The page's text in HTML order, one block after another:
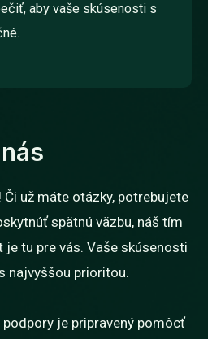
aby vaše skúsenosti s
Či už máte otázky, potrebujete
spätnú väzbu, náš tím
tu pre vás. Vaše skúsenosti
najvyššou prioritou.
je pripravený pomôcť